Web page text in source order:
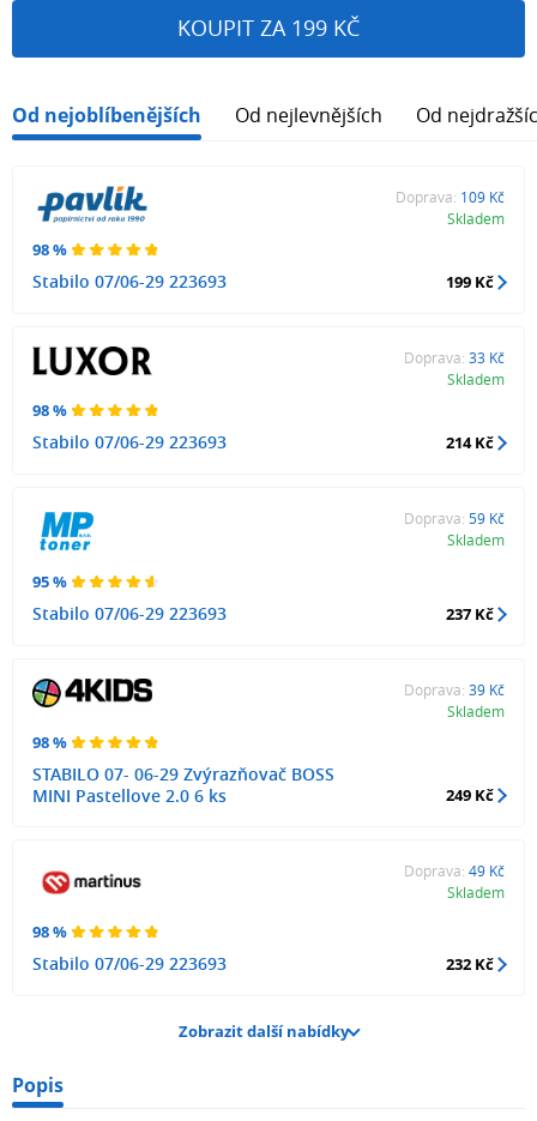
KOUPIT ZA 199 KČ
Od nejoblíbenějších Od nejlevnějších Od
98 %
Stabilo 07/06-29 223693
Doprava: 109 Kč
Skladem
199 Kč
98 %
Stabilo 07/06-29 223693
Doprava: 33 Kč
Skladem
214 Kč
95 %
Stabilo 07/06-29 223693
Doprava: 59 Kč
Skladem
237 Kč
98 %
STABILO 07- 06-29 Zvýrazňovač BOSS
MINI Pastellove 2.0 6 ks
Doprava: 39 Kč
Skladem
249 Kč
98 %
Stabilo 07/06-29 223693
Doprava: 49 Kč
Skladem
232 Kč
Zobrazit další nabídky
Popis